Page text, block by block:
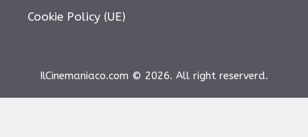
Cookie Policy (UE)
IlCinemaniaco.com © 2026. All right reserverd.